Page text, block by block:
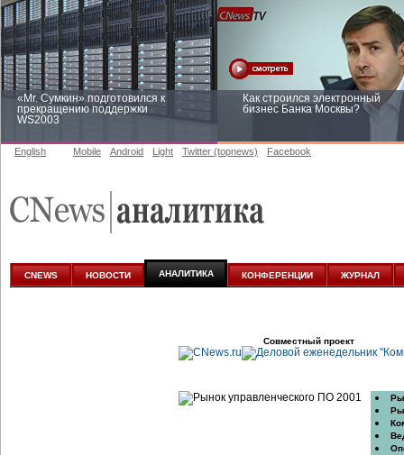
«Mr. Сумкин» подготовился к
прекращению поддержки
WS2003
Как строился электронный
бизнес Банка Москвы?
аналитике
English Mobile Android Light Twitter (topnews) Facebook
CNEWS НОВОСТИ АНАЛИТИКА КОНФЕРЕНЦИИ ЖУРНАЛ
Совместный проект